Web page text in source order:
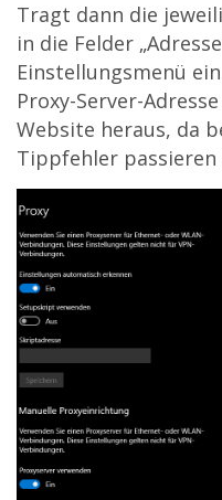
Tragt dann die
in die Felder
Einstellungsmenü
Proxy-Server-
Website heraus, da
Tippfehler passieren